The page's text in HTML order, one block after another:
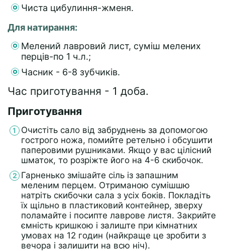
Чиста цибулиння-жменя.
Для натирання:
Мелений лавровий лист, суміш мелених
перців-по 1 ч.л.;
Часник - 6-8 зубчиків.
Час приготування - 1 доба.
Приготування
Очистіть сало від забруднень за допомогою
гострого ножа, помийте ретельно і обсушити
паперовими рушниками. Якщо у вас цілісний
шматок, то розріжте його на 4-6 скибочок.
Гарненько змішайте сіль із запашним
меленим перцем. Отриманою сумішшю
натріть скибочки сала з усіх боків. Покладіть
їх щільно в пластиковий контейнер, зверху
поламайте і посипте лаврове листя. Закрийте
ємність кришкою і залиште при кімнатних
умовах на 12 годин (найкраще це зробити з
вечора і залишити на всю ніч).